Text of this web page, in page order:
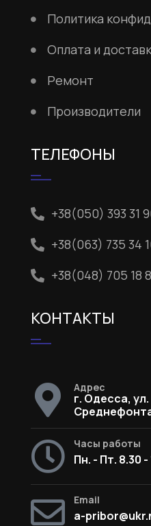
Политика
Оплата и
Ремонт
Производители
ТЕЛЕФОНЫ
+38(050) 393 31
+38(063) 735 34
+38(048) 705 18
КОНТАКТЫ
Адрес
г. Одесса, ул.
Часы работы
Пн. - Пт. 8.30 -
Email
a-